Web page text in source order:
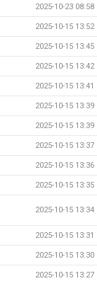
2025-10-23 08:58
2025-10-15 13:52
2025-10-15 13:45
2025-10-15 13:42
2025-10-15 13:41
2025-10-15 13:39
2025-10-15 13:39
2025-10-15 13:37
2025-10-15 13:36
2025-10-15 13:35
2025-10-15 13:34
2025-10-15 13:31
2025-10-15 13:30
2025-10-15 13:27